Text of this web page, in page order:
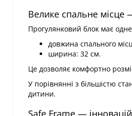
Велике спальне місце
Прогулянковий блок має
довжина спального
ширина: 32 см.
Це дозволяє комфортно
У порівнянні з більшістю
дитини.
Safe Frame —